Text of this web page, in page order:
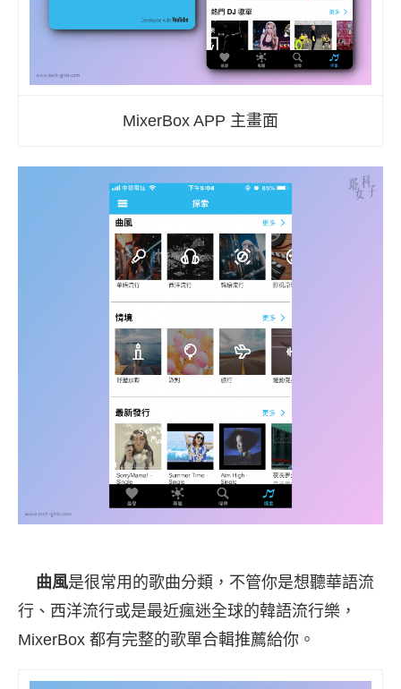
MixerBox APP 主畫面
曲風是很常用的歌曲分類，不管你是想聽華語流
行、西洋流行或是最近瘋迷全球的韓語流行樂，
MixerBox 都有完整的歌單合輯推薦給你。